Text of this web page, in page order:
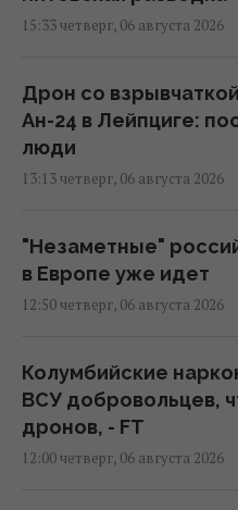
15:33 четверг, 06 августа 2026
Дрон со
Ан-24 в Лейпциге:
люди
13:13 четверг, 06 августа 2026
"Незаметные"
в Европе уже идет
12:50 четверг, 06 августа 2026
Колумбийские
ВСУ добровольцев,
дронов, - FT
12:00 четверг, 06 августа 2026